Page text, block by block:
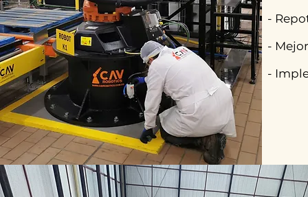
-
-
-